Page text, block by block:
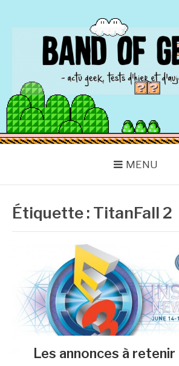
BAND OF
Actu Geek d'hier et d'aujourd'hui
MENU
Étiquette : TitanFall 2
Les annonces à retenir